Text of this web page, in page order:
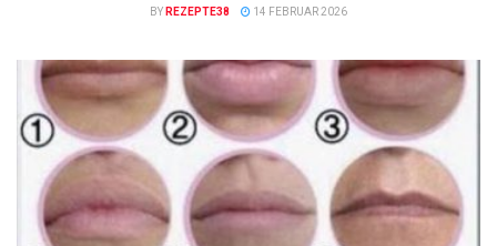
BY REZEPTE38 14 FEBRUAR 2026